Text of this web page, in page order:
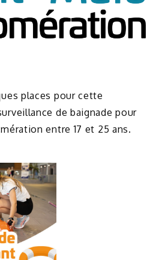
places pour cette
de baignade pour
entre 17 et 25 ans.